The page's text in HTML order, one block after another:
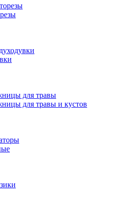
для травы
для травы и кустов